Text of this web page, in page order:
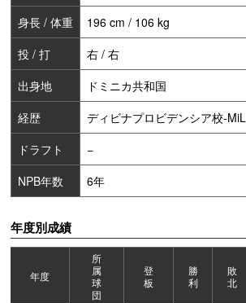
身長 / 体重
196 cm / 106 kg
投 / 打
右 / 右
出身地
ドミニカ共和国
経歴
ディビナプロビデンシア校-
ドラフト
−
NPB年数
6年
年度別成績
年度
所
属
球
団
登
板
勝
利
敗
北